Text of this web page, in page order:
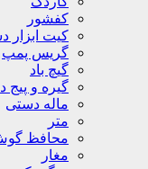
کفشور
کیت ابزار
گریس پمپ
گیچ باد
گیره و پیج
ماله دستی
متر
محافظ
مغار